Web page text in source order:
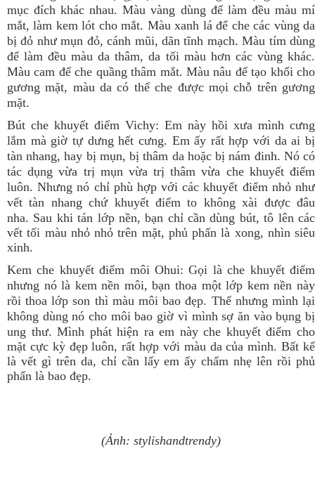
mục đích khác nhau. Màu vàng dùng để làm đều màu mí
mắt, làm kem lót cho mắt. Màu xanh lá để che các vùng da
bị đỏ như mụn đỏ, cánh mũi, dãn tĩnh mạch. Màu tím dùng
để làm đều màu da thâm, da tối màu hơn các vùng khác.
Màu cam để che quầng thâm mắt. Màu nâu để tạo khối cho
gương mặt, màu da có thể che được mọi chỗ trên gương
mặt.
Bút che khuyết điểm Vichy: Em này hồi xưa mình cưng
lắm mà giờ tự dưng hết cưng. Em ấy rất hợp với da ai bị
tàn nhang, hay bị mụn, bị thâm da hoặc bị nám đinh. Nó có
tác dụng vừa trị mụn vừa trị thâm vừa che khuyết điểm
luôn. Nhưng nó chỉ phù hợp với các khuyết điểm nhỏ như
vết tàn nhang chứ khuyết điểm to không xài được đâu
nha. Sau khi tán lớp nền, bạn chỉ cần dùng bút, tô lên các
vết tối màu nhỏ nhỏ trên mặt, phủ phấn là xong, nhìn siêu
xinh.
Kem che khuyết điểm môi Ohui: Gọi là che khuyết điểm
nhưng nó là kem nền môi, bạn thoa một lớp kem nền này
rồi thoa lớp son thì màu môi bao đẹp. Thế nhưng mình lại
không dùng nó cho môi bao giờ vì mình sợ ăn vào bụng bị
ung thư.Mình phát hiện ra em này che khuyết điểm cho
mặt cực kỳ đẹp luôn, rất hợp với màu da của mình. Bất kể
là vết gì trên da, chỉ cần lấy em ấy chấm nhẹ lên rồi phủ
phấn là bao đẹp.
(Ảnh: stylishandtrendy)